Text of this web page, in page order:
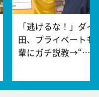
「逃げるな！」ダイ
田、プライベートも
輩にガチ説教→“…